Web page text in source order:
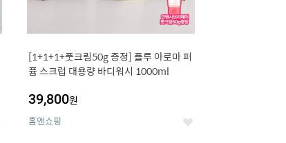
[1+1+1+풋크림50g 증정] 플루 아로마 퍼
퓸 스크럽 대용량 바디워시 1000ml
39,800원
홈앤쇼핑 좋